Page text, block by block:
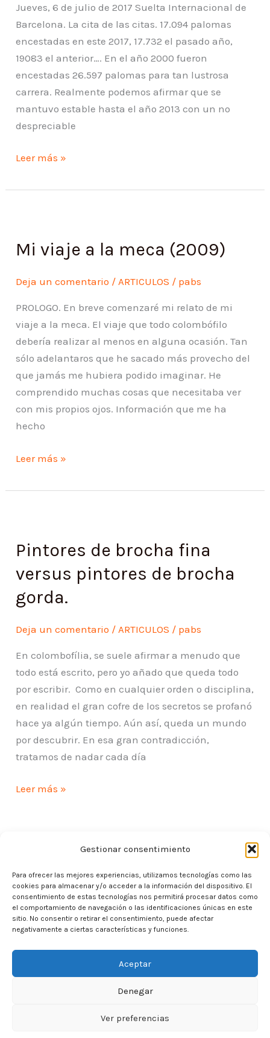
Gestionar consentimiento
Para ofrecer las mejores experiencias, utilizamos tecnologías como las
cookies para almacenar y/o acceder a la información del dispositivo. El
consentimiento de estas tecnologías nos permitirá procesar datos como
el comportamiento de navegación o las identificaciones únicas en este
sitio. No consentir o retirar el consentimiento, puede afectar
negativamente a ciertas características y funciones.
Aceptar
Denegar
Ver preferencias
Jueves, 6 de julio de 2017 Suelta Internacional de
Barcelona. La cita de las citas. 17.094 palomas
encestadas en este 2017, 17.732 el pasado año,
19083 el anterior…. En el año 2000 fueron
encestadas 26.597 palomas para tan lustrosa
carrera. Realmente podemos afirmar que se
mantuvo estable hasta el año 2013 con un no
despreciable
…
no
podemos
hacer
nada
para
remediarlo.
Leer más »
Mi viaje a la meca (2009)
Deja un comentario /ARTICULOS / pabs
PROLOGO. En breve comenzaré mi relato de mi
viaje a la meca. El viaje que todo colombófilo
debería realizar al menos en alguna ocasión. Tan
sólo adelantaros que he sacado más provecho del
que jamás me hubiera podido imaginar. He
comprendido muchas cosas que necesitaba ver
con mis propios ojos. Información que me ha
hecho
a
meca
Leer más »
Pintores de brocha fina
versus pintores de brocha
gorda.
Deja un comentario / ARTICULOS / pabs
En colombofília, se suele afirmar a menudo que
todo está escrito, pero yo añado que queda todo
por escribir. Como en cualquier orden o disciplina,
en realidad el gran cofre de los secretos se profanó
hace ya algún tiempo. Aún así, queda un mundo
por descubrir. En esa gran contradicción,
tratamos de nadar cada día
brocha
versus
pintores
brocha
gorda.
Leer más »
Inicio
Cafés
Política de cookies